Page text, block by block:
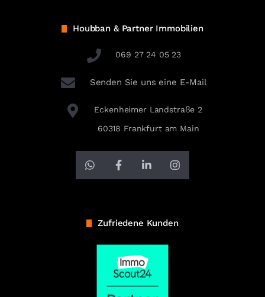
Houbban & Partner Immobilien
069 27 24 05 23
Senden Sie uns eine E-Mail
Eckenheimer Landstraße 2
60318 Frankfurt am Main
Zufriedene Kunden